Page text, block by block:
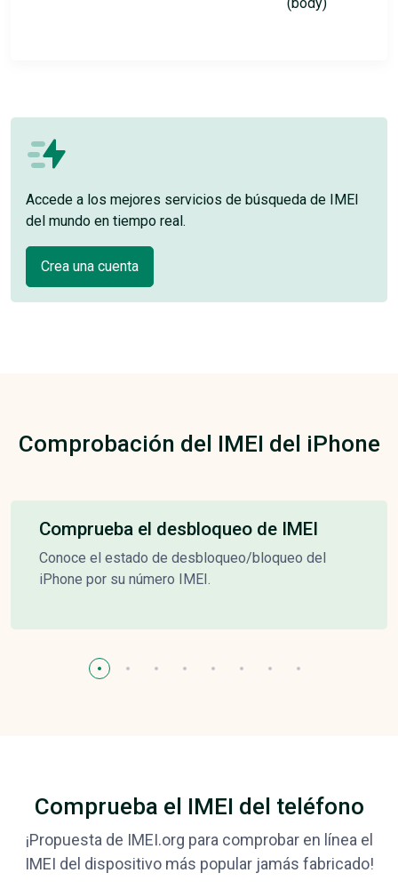
Accede a los mejores servicios de búsqueda de IMEI
del mundo en tiempo real.
Crea una cuenta
Comprobación del IMEI del iPhone
Comprueba el desbloqueo de IMEI
Conoce el estado de desbloqueo/bloqueo del
iPhone por su número IMEI.
Comprueba el IMEI del teléfono
¡Propuesta de IMEI.org para comprobar en línea el
IMEI del dispositivo más popular jamás fabricado!